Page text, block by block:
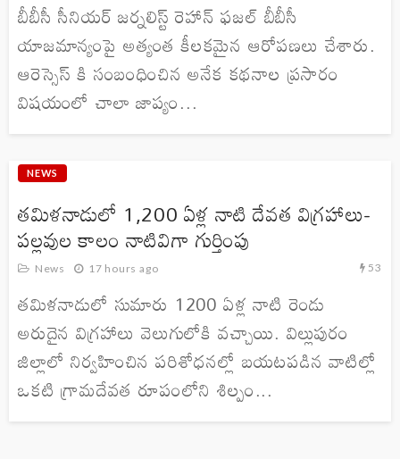
బీబీసీ సీనియర్ జర్నలిస్ట్ రెహాన్ ఫజల్ బీబీసీ
యాజమాన్యంపై అత్యంత కీలకమైన ఆరోపణలు చేశారు.
ఆరెస్సెస్ కి సంబంధించిన అనేక కథనాల ప్రసారం
విషయంలో చాలా జాప్యం...
NEWS
తమిళనాడులో 1,200 ఏళ్ల నాటి దేవత విగ్రహాలు-
పల్లవుల కాలం నాటివిగా గుర్తింపు
News 17 hours ago 53
తమిళనాడులో సుమారు 1200 ఏళ్ల నాటి రెండు
అరుదైన విగ్రహాలు వెలుగులోకి వచ్చాయి. విల్లుపురం
జిల్లాలో నిర్వహించిన పరిశోధనల్లో బయటపడిన వాటిల్లో
ఒకటి గ్రామదేవత రూపంలోని శిల్పం...